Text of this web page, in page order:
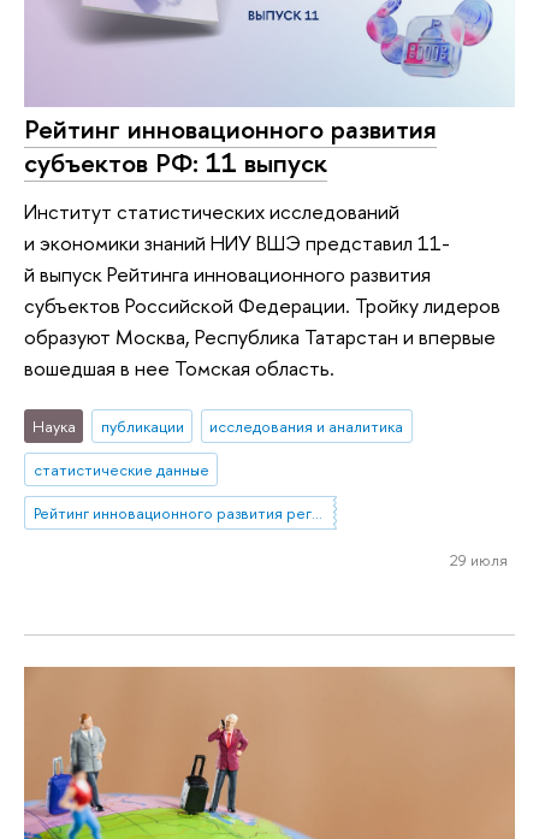
Рейтинг инновационного развития
субъектов РФ: 11 выпуск
Институт статистических исследований
и экономики знаний НИУ ВШЭ представил 11-
й выпуск Рейтинга инновационного развития
субъектов Российской Федерации. Тройку лидеров
образуют Москва, Республика Татарстан и впервые
вошедшая в нее Томская область.
Наука публикации
исследования и аналитика
статистические данные
Рейтинг инновационного развития регионов
29 июля